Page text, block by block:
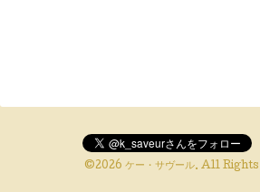
©2026 ケー・サヴール. All